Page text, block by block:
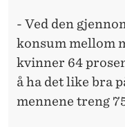
- Ved den
konsum mellom
kvinner 64
å ha det like bra
mennene treng